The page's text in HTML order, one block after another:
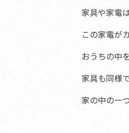
家具や家電
この家電が
おうちの中
家具も同様で
家の中の一